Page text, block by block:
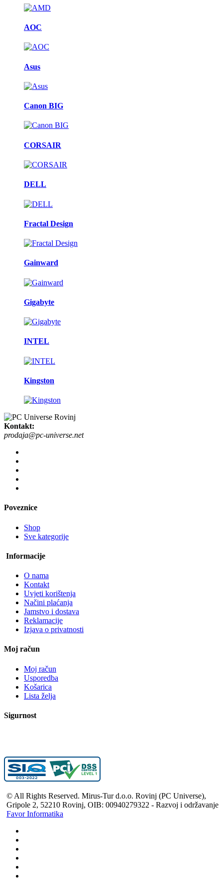
AOC
Asus
Canon BIG
CORSAIR
DELL
Fractal Design
Gainward
Gigabyte
INTEL
Kingston
Kontakt:
prodaja@pc-universe.net
Poveznice
Shop
Sve kategorije
Informacije
O nama
Kontakt
Uvjeti korištenja
Načini plaćanja
Jamstvo i dostava
Reklamacije
Izjava o privatnosti
Moj račun
Moj račun
Usporedba
Košarica
Lista želja
Sigurnost
© All Rights Reserved. Mirus-Tur d.o.o. Rovinj (PC Universe),
Gripole 2, 52210 Rovinj, OIB: 00940279322 - Razvoj i održavanje
Favor Informatika